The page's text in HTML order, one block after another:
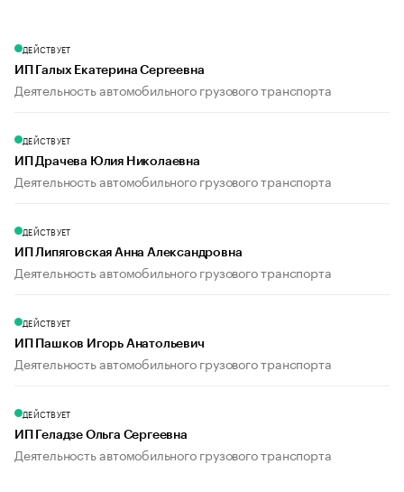
ДЕЙСТВУЕТ
ИП Галых Екатерина Сергеевна
Деятельность автомобильного грузового транспорта
ДЕЙСТВУЕТ
ИП Драчева Юлия Николаевна
Деятельность автомобильного грузового транспорта
ДЕЙСТВУЕТ
ИП Липяговская Анна Александровна
Деятельность автомобильного грузового транспорта
ДЕЙСТВУЕТ
ИП Пашков Игорь Анатольевич
Деятельность автомобильного грузового транспорта
ДЕЙСТВУЕТ
ИП Геладзе Ольга Сергеевна
Деятельность автомобильного грузового транспорта